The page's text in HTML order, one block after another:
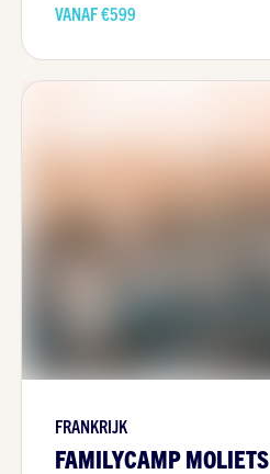
VANAF €599
FRANKRIJK
FAMILYCAMP MOLIETS